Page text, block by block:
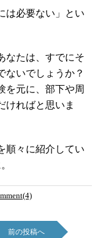
は必要ない」とい
なたは、すでにそ
ないでしょうか？
を元に、部下や周
ければと思いま
順々に紹介してい
前の投稿へ